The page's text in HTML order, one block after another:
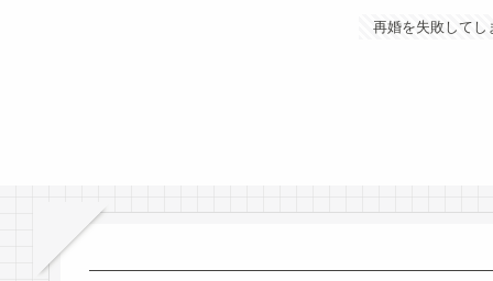
再婚を失敗してし